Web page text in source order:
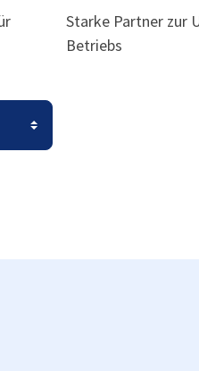
Starke Partner zur
Betriebs